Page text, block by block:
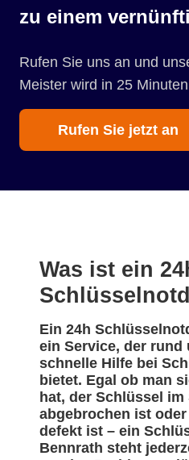
zu einem
Rufen Sie uns an und
Meister wird in 25
Rufen Sie jetzt an
Was ist ein
Ein 24h
ein Service, der rund
schnelle Hilfe bei
bietet. Egal ob man
hat, der Schlüssel
abgebrochen ist
defekt ist – ein
Bennrath steht